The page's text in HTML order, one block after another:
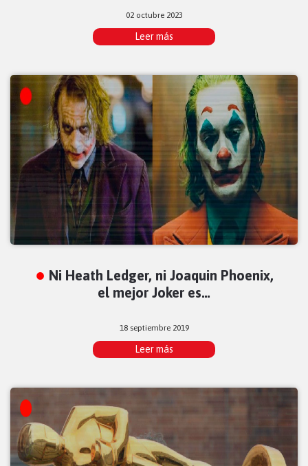
02 octubre 2023
Leer más
Ni Heath Ledger, ni Joaquin Phoenix,
el mejor Joker es…
18 septiembre 2019
Leer más